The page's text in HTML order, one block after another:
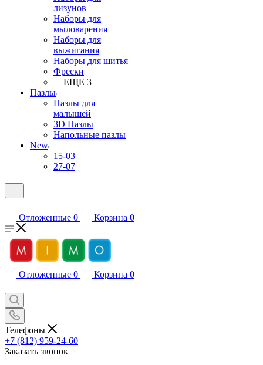
лизунов
Наборы для
мыловарения
Наборы для
выжигания
Наборы для шитья
Фрески
+ ЕЩЕ 3
Пазлы
Пазлы для
малышей
3D Пазлы
Напольные пазлы
New
15-03
27-07
Отложенные 0 Корзина 0
Отложенные 0 Корзина 0
Телефоны
+7 (812) 959-24-60
Заказать звонок